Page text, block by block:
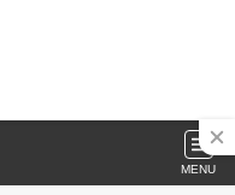
MENU